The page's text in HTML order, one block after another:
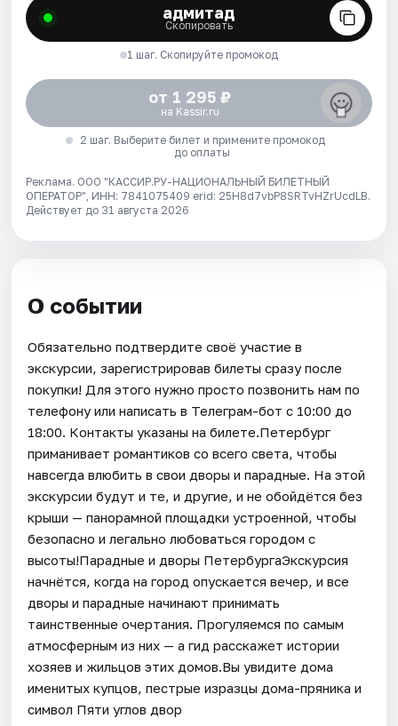
адмитад
Скопировать
1 шаг. Скопируйте промокод
от 1 295 ₽
на Kassir.ru
2 шаг. Выберите билет и примените промокод
до оплаты
Реклама. ООО "КАССИР.РУ-НАЦИОНАЛЬНЫЙ БИЛЕТНЫЙ
ОПЕРАТОР", ИНН: 7841075409 erid: 25H8d7vbP8SRTvHZrUcdLB.
Действует до 31 августа 2026
О событии
Обязательно подтвердите своё участие в
экскурсии, зарегистрировав билеты сразу после
покупки! Для этого нужно просто позвонить нам по
телефону или написать в Телеграм-бот с 10:00 до
18:00. Контакты указаны на билете.Петербург
приманивает романтиков со всего света, чтобы
навсегда влюбить в свои дворы и парадные. На этой
экскурсии будут и те, и другие, и не обойдётся без
крыши — панорамной площадки устроенной, чтобы
безопасно и легально любоваться городом с
высоты!Парадные и дворы ПетербургаЭкскурсия
начнётся, когда на город опускается вечер, и все
дворы и парадные начинают принимать
таинственные очертания. Прогуляемся по самым
атмосферным из них — а гид расскажет истории
хозяев и жильцов этих домов.Вы увидите дома
именитых купцов, пестрые изразцы дома-пряника и
символ Пяти углов двор